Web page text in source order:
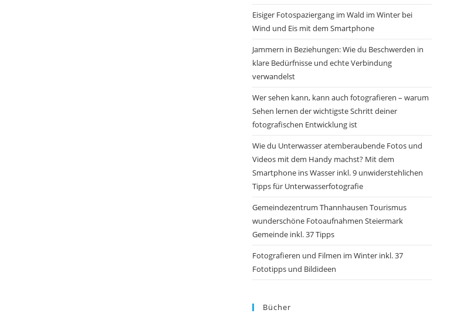
Eisiger Fotospaziergang im Wald im Winter bei
Wind und Eis mit dem Smartphone
Jammern in Beziehungen: Wie du Beschwerden in
klare Bedürfnisse und echte Verbindung
verwandelst
Wer sehen kann, kann auch fotografieren – warum
Sehen lernen der wichtigste Schritt deiner
fotografischen Entwicklung ist
Wie du Unterwasser atemberaubende Fotos und
Videos mit dem Handy machst? Mit dem
Smartphone ins Wasser inkl. 9 unwiderstehlichen
Tipps für Unterwasserfotografie
Gemeindezentrum Thannhausen Tourismus
wunderschöne Fotoaufnahmen Steiermark
Gemeinde inkl. 37 Tipps
Fotografieren und Filmen im Winter inkl. 37
Fototipps und Bildideen
Bücher